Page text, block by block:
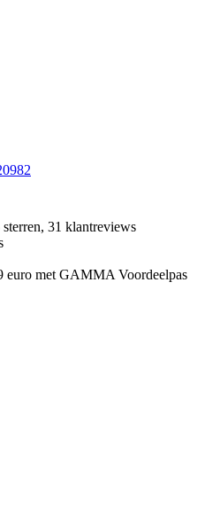
31 klantreviews
euro met GAMMA Voordeelpas